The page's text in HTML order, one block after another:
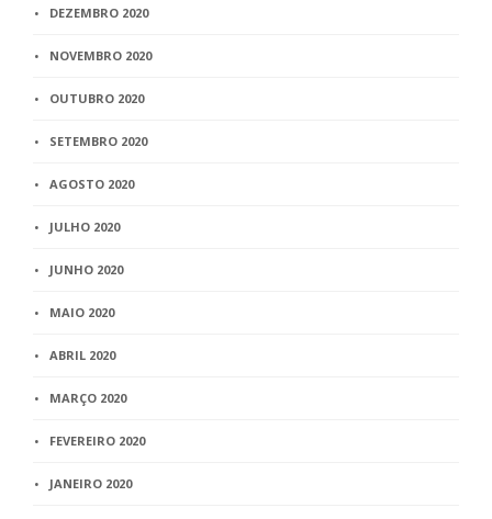
DEZEMBRO 2020
NOVEMBRO 2020
OUTUBRO 2020
SETEMBRO 2020
AGOSTO 2020
JULHO 2020
JUNHO 2020
MAIO 2020
ABRIL 2020
MARÇO 2020
FEVEREIRO 2020
JANEIRO 2020